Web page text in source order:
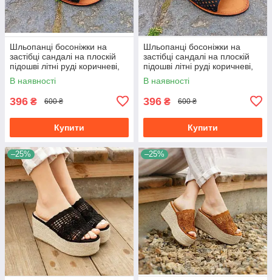
Шльопанці босоніжки на
застібці сандалі на плоскій
підошві літні руді коричневі,
чорні з візерунком
В наявності
396 ₴ 600 ₴
Купити
Шльопанці босоніжки на
застібці сандалі на плоскій
підошві літні руді коричневі,
чорні з візерунком
В наявності
396 ₴ 600 ₴
Купити
–25% –25%